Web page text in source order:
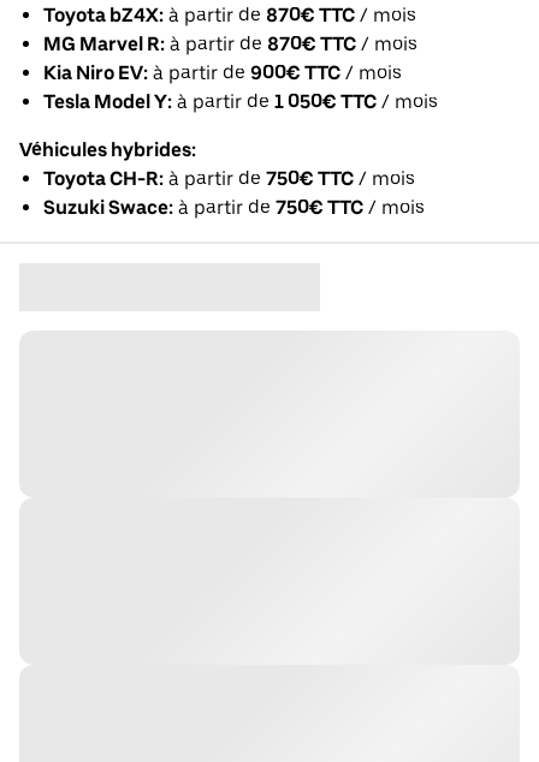
Toyota bZ4X: à partir de 870€ TTC / mois
MG Marvel R: à partir de 870€ TTC / mois
Kia Niro EV: à partir de 900€ TTC / mois
Tesla Model Y: à partir de 1 050€ TTC / mois
Véhicules hybrides:
Toyota CH-R: à partir de 750€ TTC / mois
Suzuki Swace: à partir de 750€ TTC / mois